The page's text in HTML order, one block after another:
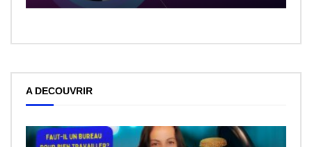
A DECOUVRIR